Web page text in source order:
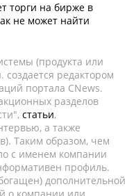
торги на бирже в
не может найти
(продукта или
создается редактором
портала CNews.
разделов
статьи,
а также
Таким образом, чем
с именем компании
профиль.
дополнительной